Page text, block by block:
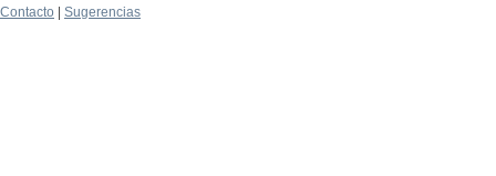
Contacto
Sugerencias